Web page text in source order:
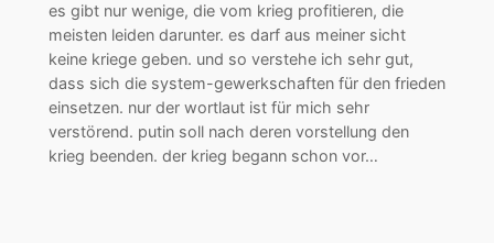
es gibt nur wenige, die vom krieg profitieren, die
meisten leiden darunter. es darf aus meiner sicht
keine kriege geben. und so verstehe ich sehr gut,
dass sich die system-gewerkschaften für den frieden
einsetzen. nur der wortlaut ist für mich sehr
verstörend. putin soll nach deren vorstellung den
krieg beenden. der krieg begann schon vor…